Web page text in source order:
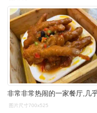
图片尺寸700x525